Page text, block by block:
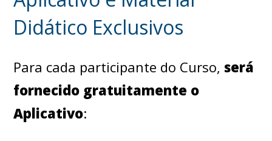
Didático Exclusivos
Para cada participante do Curso, será
fornecido gratuitamente o
Aplicativo: